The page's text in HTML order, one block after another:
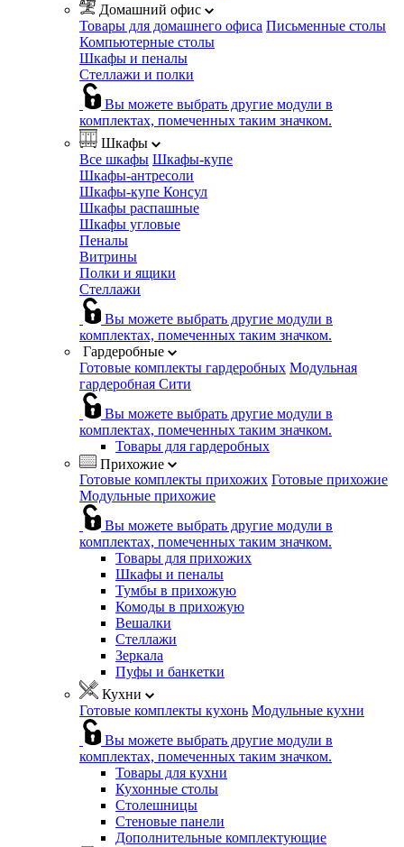
Домашний офис
Товары для домашнего офиса Письменные столы
Компьютерные столы
Шкафы и пеналы
Стеллажи и полки
Вы можете выбрать другие модули в
комплектах, помеченных таким значком.
Шкафы
Все шкафы Шкафы-купе
Шкафы-антресоли
Шкафы-купе Консул
Шкафы распашные
Шкафы угловые
Пеналы
Витрины
Полки и ящики
Стеллажи
Вы можете выбрать другие модули в
комплектах, помеченных таким значком.
Гардеробные
Готовые комплекты гардеробных Модульная
гардеробная Сити
Вы можете выбрать другие модули в
комплектах, помеченных таким значком.
Товары для гардеробных
Прихожие
Готовые комплекты прихожих Готовые прихожие
Модульные прихожие
Вы можете выбрать другие модули в
комплектах, помеченных таким значком.
Товары для прихожих
Шкафы и пеналы
Тумбы в прихожую
Комоды в прихожую
Вешалки
Стеллажи
Зеркала
Пуфы и банкетки
Кухни
Готовые комплекты кухонь Модульные кухни
Вы можете выбрать другие модули в
комплектах, помеченных таким значком.
Товары для кухни
Кухонные столы
Столешницы
Стеновые панели
Дополнительные комплектующие